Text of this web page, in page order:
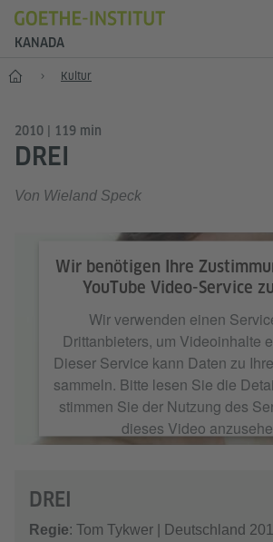
KANADA
Start Kultur
2010 | 119 min
DREI
Von Wieland Speck
Wir benötigen Ihre
YouTube Video-Service
Wir verwenden einen
Drittanbieters, um Videoinhalte
Dieser Service kann Daten zu
sammeln. Bitte lesen Sie die
stimmen Sie der Nutzung des
dieses Video
Akzeptieren
DREI
Regie: Tom Tykwer | Deutschland